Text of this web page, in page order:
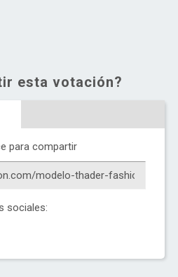
esta votación?
para compartir
sociales: